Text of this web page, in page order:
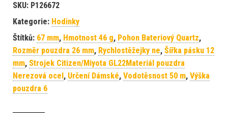
SKU: P126672
Kategorie: Hodinky
Štítků: 67 mm, Hmotnost 46 g, Pohon Bateriový Quartz,
Rozměr pouzdra 26 mm, Rychlostěžejky ne, Šířka pásku 12
mm, Strojek Citizen/Miyota GL22Materiál pouzdra
Nerezová ocel, Určení Dámské, Vodotěsnost 50 m, Výška
pouzdra 6